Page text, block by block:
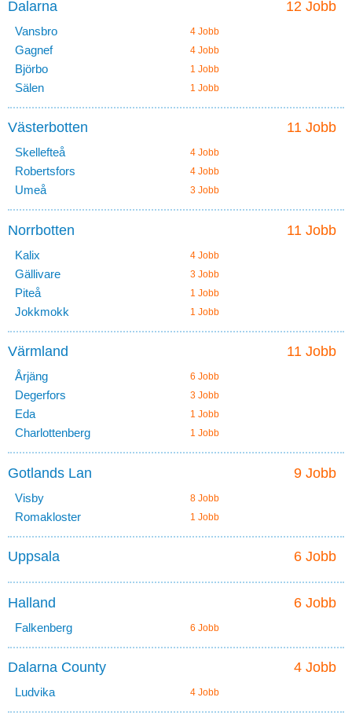
12 Jobb
Dalarna
Vansbro 4 Jobb
Gagnef 4 Jobb
Björbo 1 Jobb
Sälen 1 Jobb
11 Jobb
Västerbotten
Skellefteå 4 Jobb
Robertsfors 4 Jobb
Umeå 3 Jobb
11 Jobb
Norrbotten
Kalix 4 Jobb
Gällivare 3 Jobb
Piteå 1 Jobb
Jokkmokk 1 Jobb
11 Jobb
Värmland
Årjäng 6 Jobb
Degerfors 3 Jobb
Eda 1 Jobb
Charlottenberg 1 Jobb
9 Jobb
Gotlands Lan
Visby 8 Jobb
Romakloster 1 Jobb
6 Jobb
Uppsala
6 Jobb
Halland
Falkenberg 6 Jobb
4 Jobb
Dalarna County
Ludvika 4 Jobb